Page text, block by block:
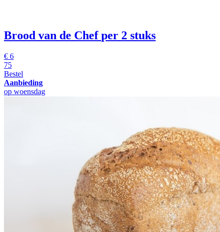
Brood van de Chef per 2 stuks
€ 6
75
Bestel
Aanbieding
op woensdag